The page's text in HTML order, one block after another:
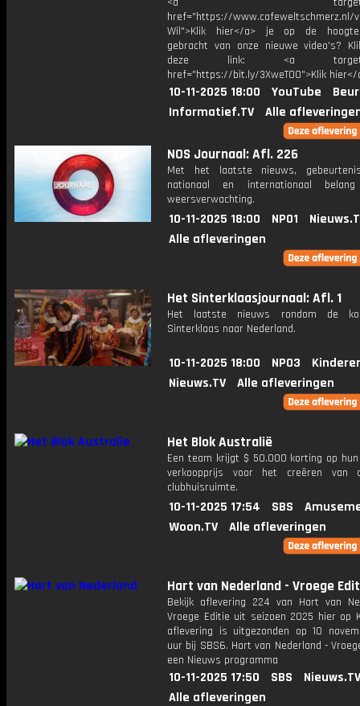
href="https://www.cafeweltschmerz.nl/
Wil">Klik hier</a> je op de
gebracht van onze nieuwe video's?
deze link: <a
href="https://bit.ly/3XweTO0">Klik hier</
10-11-2025 18:00 YouTube
Informatief.TV
Alle
NOS Journaal: Afl. 226
Met het laatste nieuws,
nationaal en internationaal
weersverwachting.
10-11-2025 18:00 NPO1
Alle afleveringen
Het Sinterklaasjournaal: Afl. 1
Het laatste nieuws rondom de
Sinterklaas naar Nederland.
10-11-2025 18:00 NPO3
Nieuws.TV
Alle afleveringen
Het Blok Australië
Een team krijgt $ 50.000 korting op
verkoopprijs voor het creëren van
clubhuisruimte.
10-11-2025 17:54 SBS
Woon.TV
Alle afleveringen
Hart van Nederland - Vroege
Bekijk aflevering 224 van Hart van
Vroege Editie uit seizoen 2025 hier op
aflevering is uitgezonden op 10
uur bij SBS6. Hart van Nederland -
een Nieuws programma
10-11-2025 17:50 SBS
Nieuws.TV
Alle afleveringen